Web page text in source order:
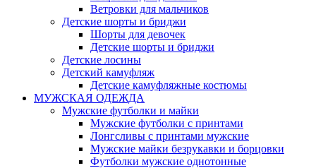
Ветровки для мальчиков
Детские шорты и бриджи
Шорты для девочек
Детские шорты и бриджи
Детские лосины
Детский камуфляж
Детские камуфляжные костюмы
МУЖСКАЯ ОДЕЖДА
Мужские футболки и майки
Мужские футболки с принтами
Лонгсливы с принтами мужские
Мужские майки безрукавки и борцовки
Футболки мужские однотонные